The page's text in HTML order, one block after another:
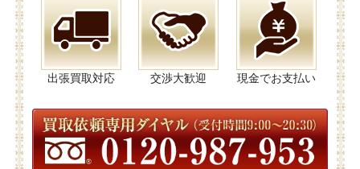
出張買取対応 交渉大歓迎 現金でお支払い